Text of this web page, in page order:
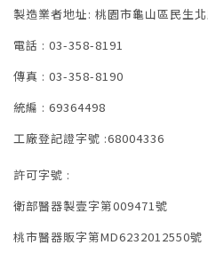
製造業者地址: 桃園市龜山區民生
電話 : 03-358-8191
傳真 : 03-358-8190
統編 : 69364498
工廠登記證字號 :68004336
許可字號 :
衛部醫器製壹字第009471號
桃市醫器販字第MD6232012550號